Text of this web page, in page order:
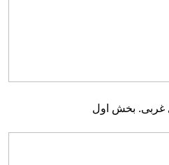
غربی. بخش اول